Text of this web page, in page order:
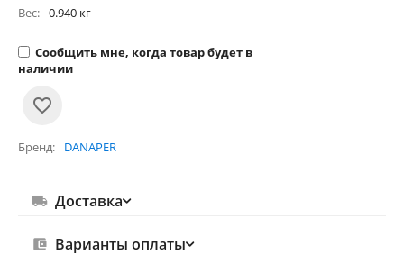
Вес: 0.940 кг
Сообщить мне, когда товар будет в
наличии
Бренд DANAPER
Доставка
Варианты оплаты